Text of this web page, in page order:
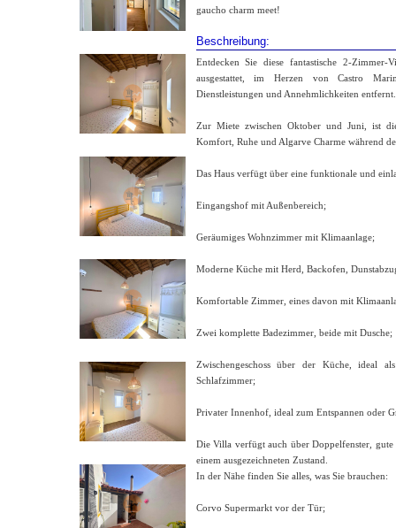
gaucho charm meet!
Beschreibung:
Entdecken Sie diese fantastische 2-
ausgestattet, im Herzen von Castro
Dienstleistungen und Annehmlichkeiten entfernt.
Zur Miete zwischen Oktober und Juni, ist
Komfort, Ruhe und Algarve Charme während
Das Haus verfügt über eine funktionale und
Eingangshof mit Außenbereich;
Geräumiges Wohnzimmer mit Klimaanlage;
Moderne Küche mit Herd, Backofen,
Komfortable Zimmer, eines davon mit
Zwei komplette Badezimmer, beide mit Dusche;
Zwischengeschoss über der Küche, ideal
Schlafzimmer;
Privater Innenhof, ideal zum Entspannen oder
Die Villa verfügt auch über Doppelfenster,
einem ausgezeichneten Zustand.
In der Nähe finden Sie alles, was Sie brauchen:
Corvo Supermarkt vor der Tür;